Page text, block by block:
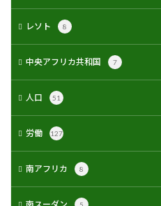
レソト 8
中央アフリカ共和国 7
人口 51
労働 127
南アフリカ 8